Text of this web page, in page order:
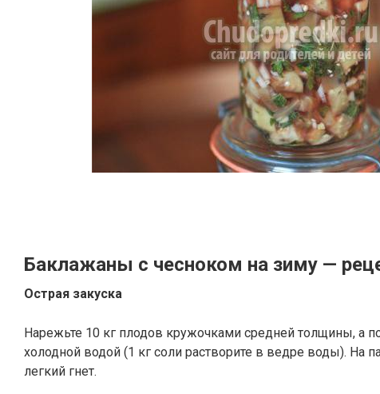
Баклажаны с чесноком на зиму —
Острая закуска
Нарежьте 10 кг плодов кружочками средней толщины, а
холодной водой (1 кг соли растворите в ведре воды). На
легкий гнет.